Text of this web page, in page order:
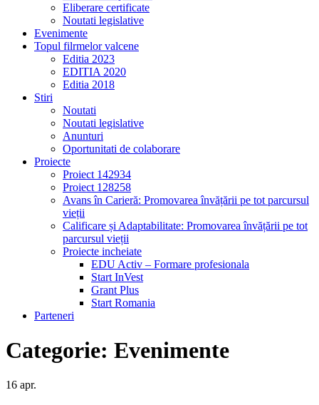
Eliberare certificate
Noutati legislative
Evenimente
Topul filrmelor valcene
Editia 2023
EDITIA 2020
Editia 2018
Stiri
Noutati
Noutati legislative
Anunturi
Oportunitati de colaborare
Proiecte
Proiect 142934
Proiect 128258
Avans în Carieră: Promovarea învățării pe tot parcursul
vieții
Calificare și Adaptabilitate: Promovarea învățării pe tot
parcursul vieții
Proiecte incheiate
EDU Activ – Formare profesionala
Start InVest
Grant Plus
Start Romania
Parteneri
Categorie: Evenimente
16 apr.